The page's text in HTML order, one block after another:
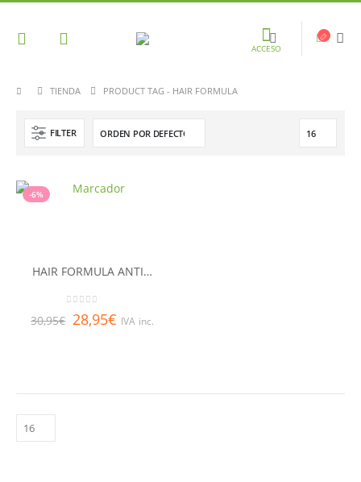
ACCESO
TIENDA PRODUCT TAG - HAIR FORMULA
FILTER
-6%
HAIR FORMULA ANTICAIDA 120 CAPS
30,95€ 28,95€ IVA inc.